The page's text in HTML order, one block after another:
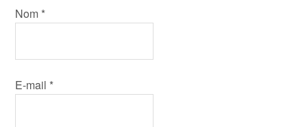
Nom *
E-mail *